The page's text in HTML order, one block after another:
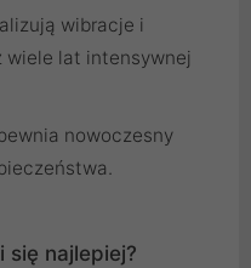
wibracje i
wiele lat intensywnej
nowoczesny
się najlepiej?